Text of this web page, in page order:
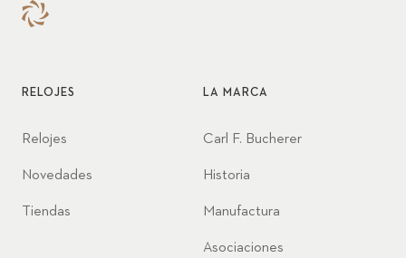
RELOJES
Relojes
Novedades
Tiendas
LA MARCA
Carl F. Bucherer
Historia
Manufactura
Asociaciones